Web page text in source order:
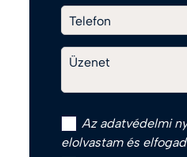
Telefon
Üzenet
Az adatvédelmi
elolvastam és